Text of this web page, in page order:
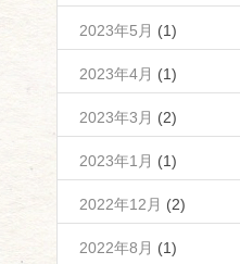
2023年5月 (1)
2023年4月 (1)
2023年3月 (2)
2023年1月 (1)
2022年12月 (2)
2022年8月 (1)